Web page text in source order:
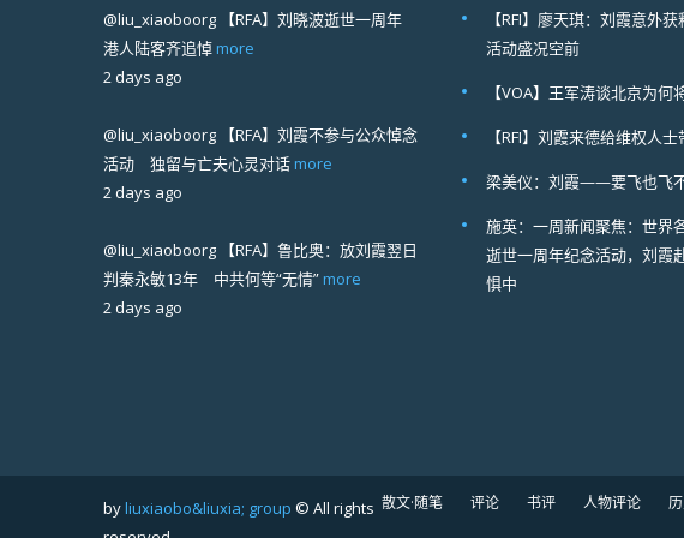
@liu_xiaoboorg 【RFA】刘晓波逝世一周年
港人陆客齐追悼 more
2 days ago
@liu_xiaoboorg 【RFA】刘霞不参与公众悼念
活动 独留与亡夫心灵对话 more
2 days ago
@liu_xiaoboorg 【RFA】鲁比奥：放刘霞翌日
判秦永敏13年 中共何等“无情” more
2 days ago
【RFI】廖天琪：刘霞意外
活动盛况空前
【VOA】王军涛谈北京为何
【RFI】刘霞来德给维权人
梁美仪：刘霞——要飞也飞
施英：一周新闻聚焦：世界
逝世一周年纪念活动，刘霞
惧中
byliuxiaobo&liuxia; group © All rights 散文·随笔 评论 书评 人物评论